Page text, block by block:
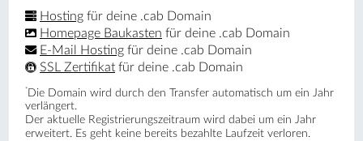
Hosting für deine .cab Domain
Homepage Baukasten für deine .cab Domain
E-Mail Hosting für deine .cab Domain
SSL Zertifikat für deine .cab Domain
* Die Domain wird durch den Transfer automatisch um ein Jahr
verlängert.
Der aktuelle Registrierungs­zeitraum wird dabei um ein Jahr
erweitert. Es geht keine bereits bezahlte Laufzeit verloren.